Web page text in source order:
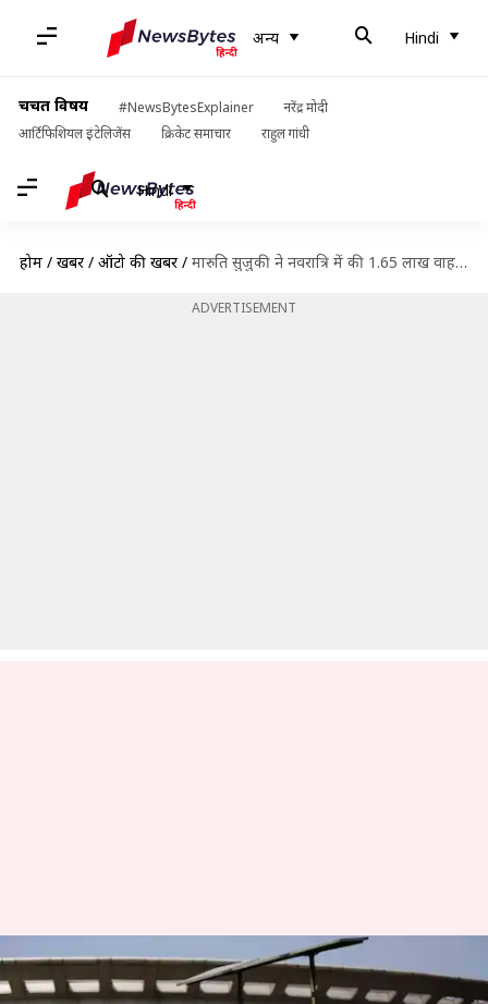
अन्य Hindi
चर्चित विषय #NewsBytesExplainer
नरेंद्र मोदी
आर्टिफिशियल इंटेलिजेंस
क्रिकेट समाचार राहुल गांधी
Hindi
होम / खबरें / ऑटो की खबरें / मारुति सुजुकी ने नवरात्रि में की 1.65 लाख वाहनों की डिलीवरी
ADVERTISEMENT
मारुति सुजुकी ने नवरात्रि में की 1.65
लाख वाहनों की डिलीवरी